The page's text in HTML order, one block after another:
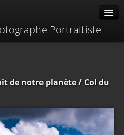
Portraitiste
de notre planète/ Col du